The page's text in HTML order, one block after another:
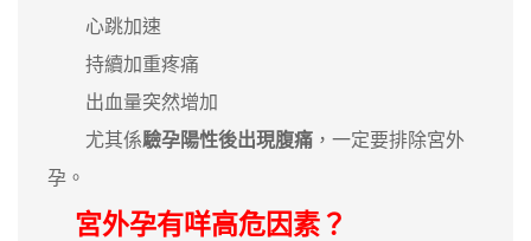
心跳加速
持續加重疼痛
出血量突然增加
尤其係驗孕陽性後出現腹痛 ，一定要排除宮外
孕。
宮外孕有咩高危因素？